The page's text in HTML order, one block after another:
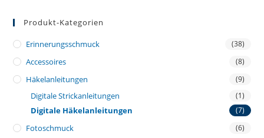
Produkt-Kategorien
Erinnerungsschmuck (38)
Accessoires (8)
Häkelanleitungen (9)
Digitale Strickanleitungen (1)
Digitale Häkelanleitungen (7)
Fotoschmuck (6)